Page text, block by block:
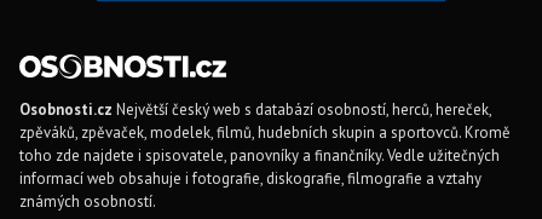
Osobnosti.cz Největší český web s databází osobností, herců, hereček,
zpěváků, zpěvaček, modelek, filmů, hudebních skupin a sportovců. Kromě
toho zde najdete i spisovatele, panovníky a finančníky. Vedle užitečných
informací web obsahuje i fotografie, diskografie, filmografie a vztahy
známých osobností.